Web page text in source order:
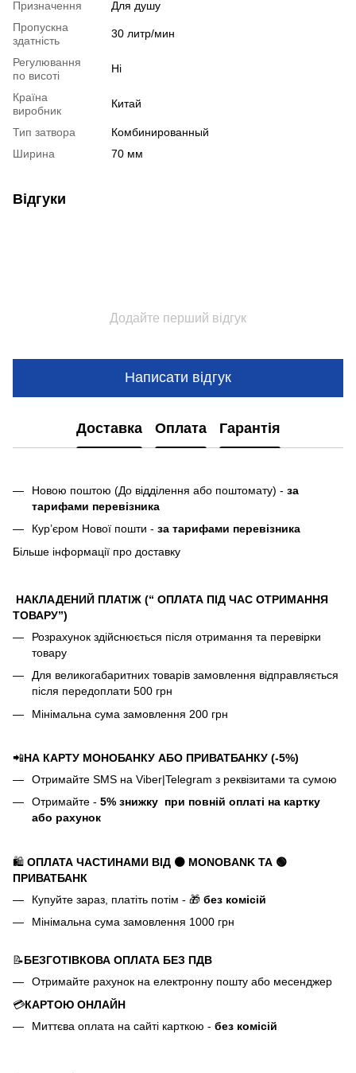
Призначення
Для душу
Пропускна
здатність
30 литр/мин
Регулювання
по висоті
Ні
Країна
виробник
Китай
Тип затвора
Комбинированный
Ширина
70 мм
Відгуки
Додайте перший відгук
Написати відгук
Доставка Оплата Гарантія
Новою поштою (До відділення або поштомату) - за
тарифами перевізника
Кур’єром Нової пошти - за тарифами перевізника
Більше інформації про доставку
НАКЛАДЕНИЙ ПЛАТІЖ (“ ОПЛАТА ПІД ЧАС ОТРИМАННЯ
ТОВАРУ”)
Розрахунок здійснюється після отримання та перевірки
товару
Для великогабаритних товарів замовлення відправляється
після передоплати 500 грн
Мінімальна сума замовлення 200 грн
📲НА КАРТУ МОНОБАНКУ АБО ПРИВАТБАНКУ (-5%)
Отримайте SMS на Viber|Telegram з реквізитами та сумою
Отримайте - 5% знижку при повній оплаті на картку
або рахунок
🛍️ ОПЛАТА ЧАСТИНАМИ ВІД ⚫ MONOBANK ТА 🟢
ПРИВАТБАНК
Купуйте зараз, платіть потім - 🎁 без комісій
Мінімальна сума замовлення 1000 грн
📝БЕЗГОТІВКОВА ОПЛАТА БЕЗ ПДВ
Отримайте рахунок на електронну пошту або месенджер
💳КАРТОЮ ОНЛАЙН
Миттєва оплата на сайті карткою - без комісій